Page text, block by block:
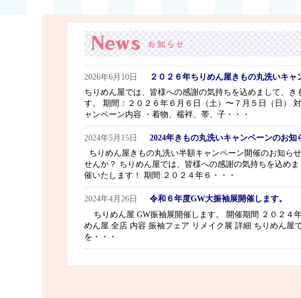
2026年6月10日
２０２６年ちりめん屋きもの丸洗いキャ
ちりめん屋では、皆様への感謝の気持ちを込めまして、
す。 期間：２０２６年６月６日（土）〜７月５日（日）
ャンペーン内容 ・着物、襦袢、帯、子・・・
2024年5月15日
2024年きもの丸洗いキャンペーンのお知
ちりめん屋きもの丸洗い半額キャンペーン開催のお知ら
せんか？ ちりめん屋では、皆様への感謝の気持ちを込め
催いたします！ 期間:２０２４年６・・・
2024年4月26日
令和６年度GW大振袖展開催します。
ちりめん屋 GW振袖展開催します。 開催期間 ２０２４
めん屋 全店 内容 振袖フェア リメイク展 詳細 ちりめん屋
を・・・